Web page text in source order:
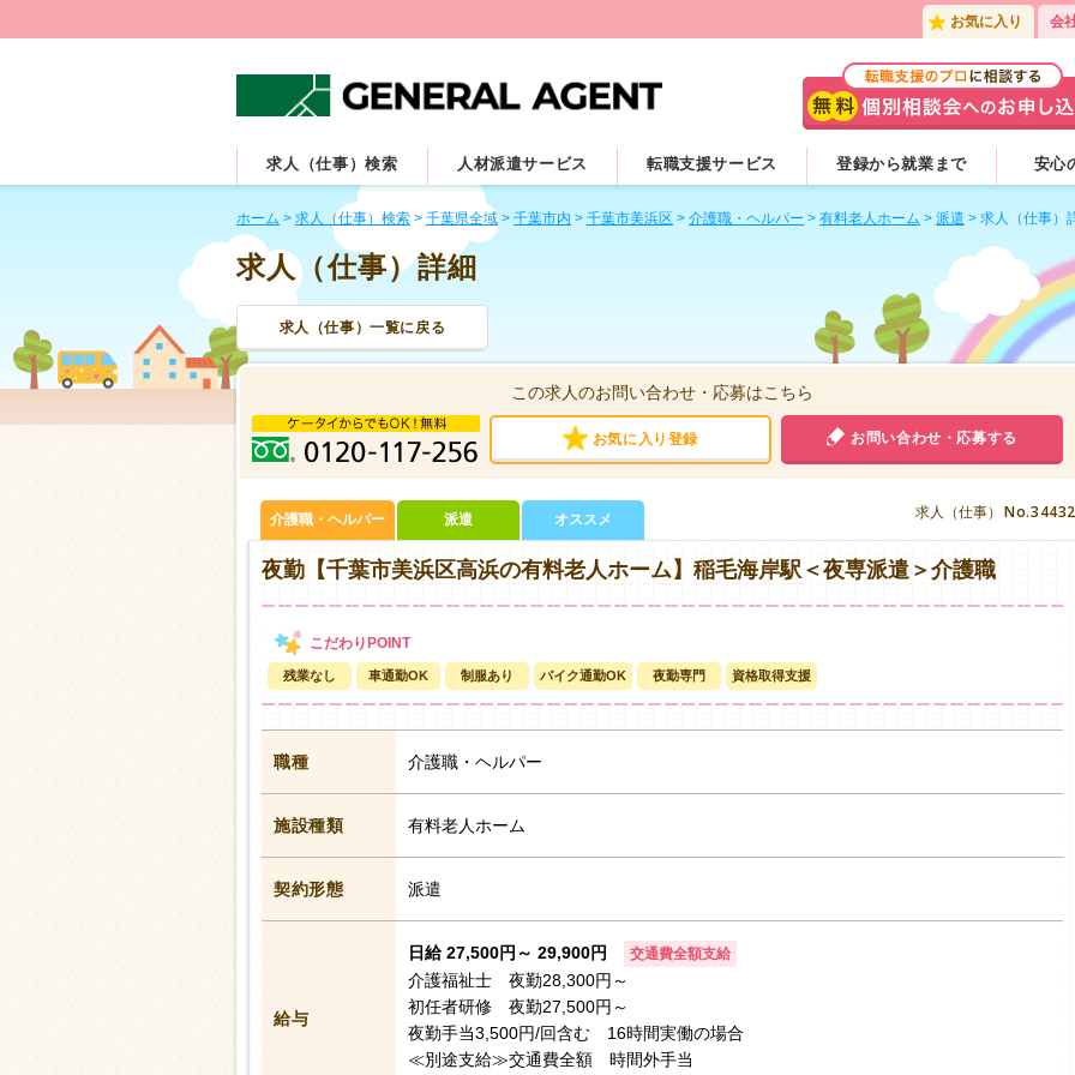
お気に入り 会
求人（仕事）検索 人材派遣サービス 転職支援サービス 登録から就業まで 安心
ホーム > 求人（仕事）検索 > 千葉県全域> 千葉市内 > 千葉市美浜区 > 介護職・ヘルパー > 有料老人ホーム > 派遣 > 求人（仕事）
求人（仕事）詳細
求人（仕事）一覧に戻る
この求人のお問い合わせ・応募はこちら
お気に入り登録 お問い合わせ・応募する
求人（仕事） No.34432
介護職・ヘルパー 派遣 オススメ
夜勤【千葉市美浜区高浜の有料老人ホーム】稲毛海岸駅＜夜専派遣＞介護職
残業なし 車通勤OK 制服あり バイク通勤OK 夜勤専門 資格取得支援
職種 介護職・ヘルパー
施設種類 有料老人ホーム
契約形態 派遣
給与
日給 27,500円～ 29,900円 交通費全額支給
介護福祉士 夜勤28,300円～
初任者研修 夜勤27,500円～
夜勤手当3,500円/回含む 16時間実働の場合
≪別途支給≫交通費全額 時間外手当